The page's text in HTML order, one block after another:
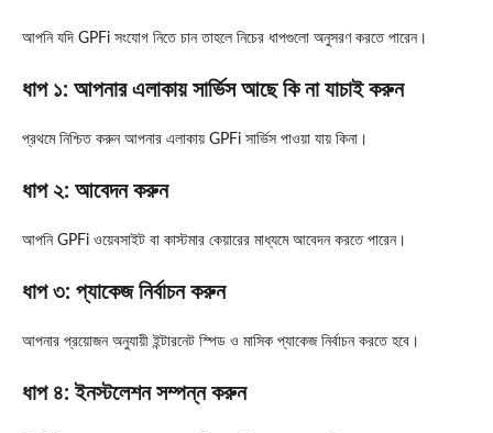
আপনি যদি GPFi সংযোগ নিতে চান তাহলে নিচের ধাপগুলো অনুসরণ করতে পারেন।
ধাপ ১: আপনার এলাকায় সার্ভিস আছে কি না যাচাই করুন
প্রথমে নিশ্চিত করুন আপনার এলাকায় GPFi সার্ভিস পাওয়া যায় কিনা।
ধাপ ২: আবেদন করুন
আপনি GPFi ওয়েবসাইট বা কাস্টমার কেয়ারের মাধ্যমে আবেদন করতে পারেন।
ধাপ ৩: প্যাকেজ নির্বাচন করুন
আপনার প্রয়োজন অনুযায়ী ইন্টারনেট স্পিড ও মাসিক প্যাকেজ নির্বাচন করতে হবে।
ধাপ ৪: ইনস্টলেশন সম্পন্ন করুন